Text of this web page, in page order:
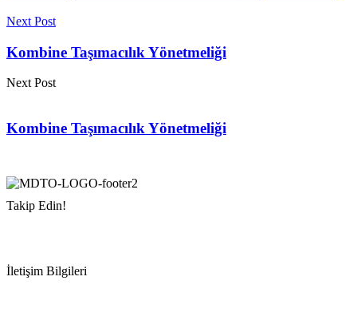
Next Post
Kombine Taşımacılık Yönetmeliği
Next Post
Kombine Taşımacılık Yönetmeliği
Takip Edin!
İletişim Bilgileri